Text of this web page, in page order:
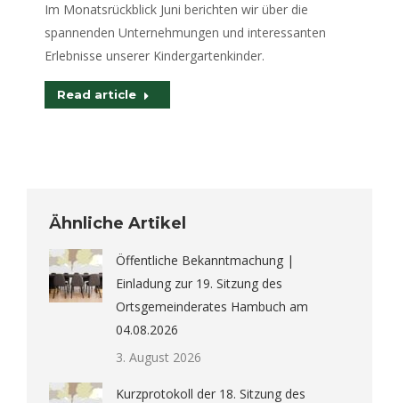
Im Monatsrückblick Juni berichten wir über die
spannenden Unternehmungen und interessanten
Erlebnisse unserer Kindergartenkinder.
Read article
Ähnliche Artikel
Öffentliche Bekanntmachung |
Einladung zur 19. Sitzung des
Ortsgemeinderates Hambuch am
04.08.2026
3. August 2026
Kurzprotokoll der 18. Sitzung des